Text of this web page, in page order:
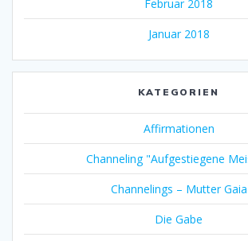
Februar 2018
Januar 2018
KATEGORIEN
Affirmationen
Channeling "Aufgestiegene
Channelings – Mutter Gaia
Die Gabe